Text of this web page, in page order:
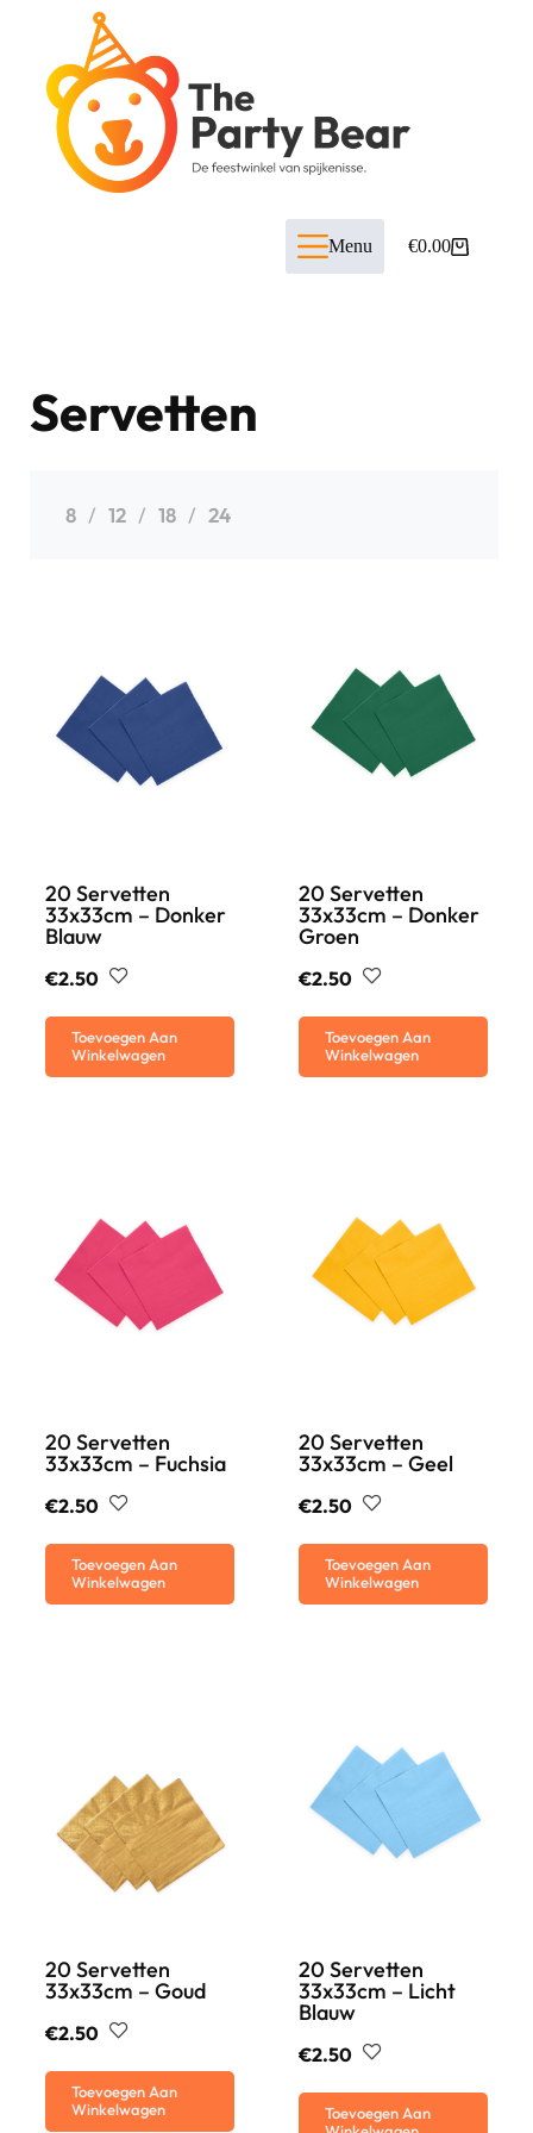
Menu €0.00
Servetten
8 12 18 24
20 Servetten
33x33cm – Donker
Blauw
€2.50
Toevoegen Aan
Winkelwagen
20 Servetten
33x33cm – Donker
Groen
€2.50
Toevoegen Aan
Winkelwagen
20 Servetten
33x33cm – Fuchsia
€2.50
Toevoegen Aan
Winkelwagen
20 Servetten
33x33cm – Geel
€2.50
Toevoegen Aan
Winkelwagen
20 Servetten
33x33cm – Goud
€2.50
Toevoegen Aan
Winkelwagen
20 Servetten
33x33cm – Licht
Blauw
€2.50
Toevoegen Aan